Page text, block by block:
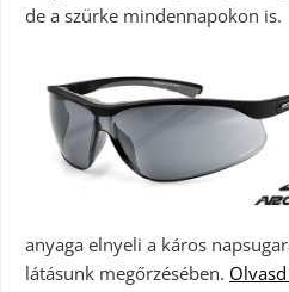
de a szürke mindennapokon is.
anyaga elnyeli a káros
látásunk megőrzésében.